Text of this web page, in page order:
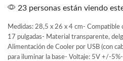
23 personas están viendo
Medidas: 28,5 x 26 x 4 cm-
17 pulgadas- Material transparente,
Alimentación de Cooler por USB (con
para iluminar la base- Voltaje: 5V +/-